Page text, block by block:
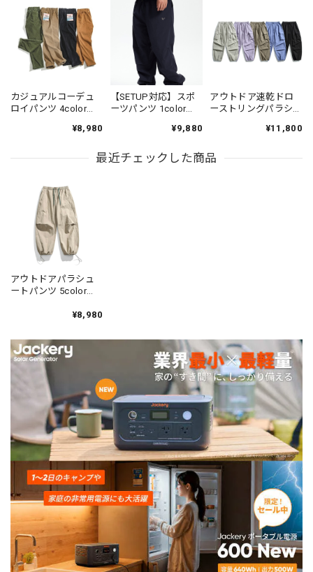
カジュアルコーデュ
ロイパンツ 4color
¥8,980
【SETUP対応】スポ
ーツパンツ 1color
¥9,880
アウトドア速乾ドロ
ーストリングパラシ
¥11,800
最近チェックした商品
アウトドアパラシュ
ートパンツ 5color
¥8,980